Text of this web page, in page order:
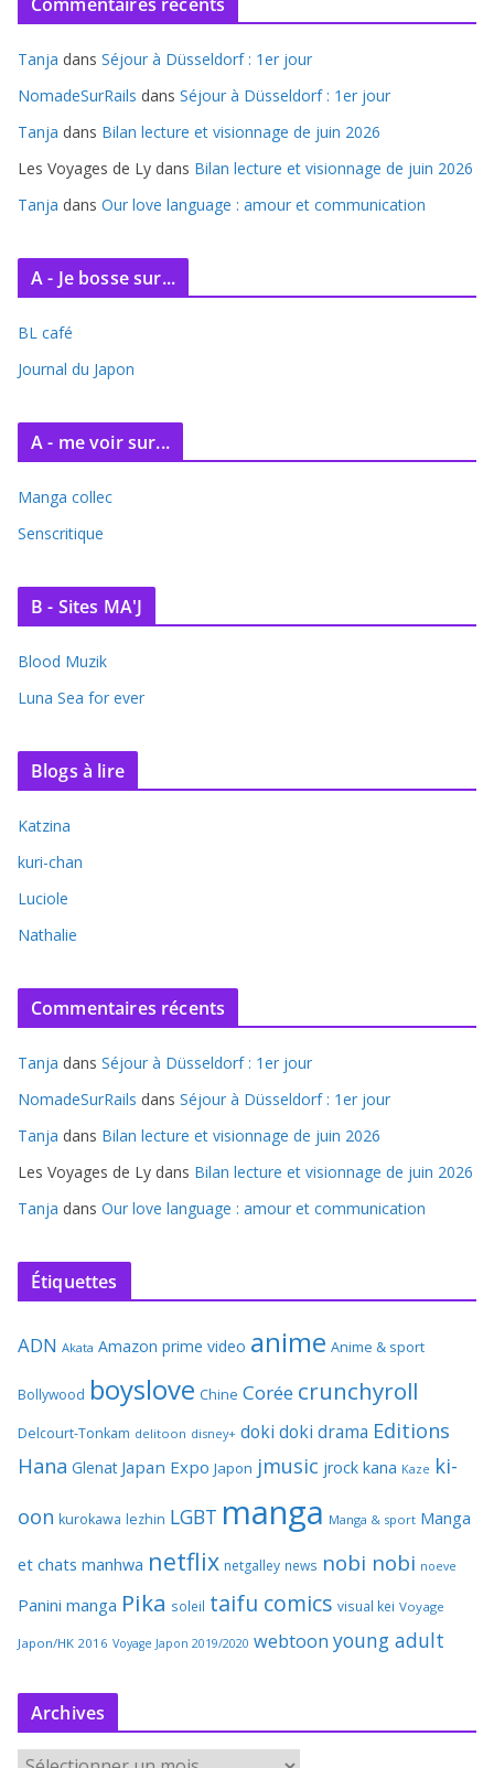
v
e
s
Tanja dans Séjour à Düsseldorf : 1er jour
NomadeSurRails dans Séjour à Düsseldorf : 1er jour
Tanja dans Bilan lecture et visionnage de juin 2026
Les Voyages de Ly dans Bilan lecture et visionnage de juin 2026
Tanja dans Our love language : amour et communication
A - Je bosse sur...
BL café
Journal du Japon
A - me voir sur...
Manga collec
Senscritique
B - Sites MA'J
Blood Muzik
Luna Sea for ever
Blogs à lire
Katzina
kuri-chan
Luciole
Nathalie
Commentaires récents
Tanja dans Séjour à Düsseldorf : 1er jour
NomadeSurRails dans Séjour à Düsseldorf : 1er jour
Tanja dans Bilan lecture et visionnage de juin 2026
Les Voyages de Ly dans Bilan lecture et visionnage de juin 2026
Tanja dans Our love language : amour et communication
Étiquettes
ADN Akata Amazon prime video anime Anime & sport
Bollywood boyslove Chine Corée crunchyroll
Delcourt-Tonkam delitoon disney+ doki doki drama Editions
Hana Glenat Japan Expo Japon jmusic jrock kana Kaze ki-
oon kurokawa lezhin LGBT manga Manga & sport Manga
et chats manhwa netflix netgalley news nobi nobi noeve
Panini manga Pika soleil taifu comics visual kei Voyage
Japon/HK 2016 Voyage Japon 2019/2020 webtoon young adult
Archives